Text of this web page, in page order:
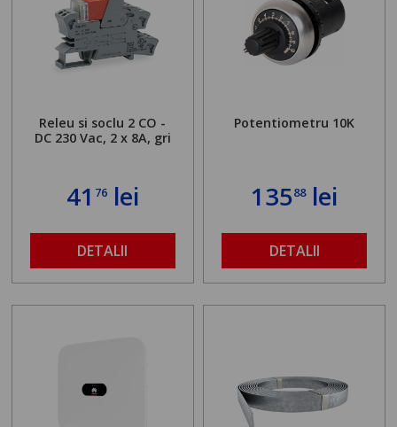
Releu si soclu 2 CO -
DC 230 Vac, 2 x 8A, gri
41 76lei
DETALII
Potentiometru 10K
13588lei
DETALII